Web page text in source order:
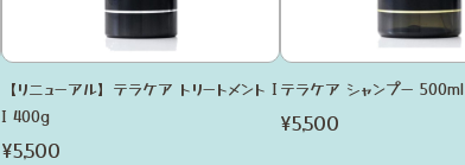
【リニューアル】テラケア トリートメント I
I 400g
¥5,500
テラケア シャンプー 500ml
¥5,500